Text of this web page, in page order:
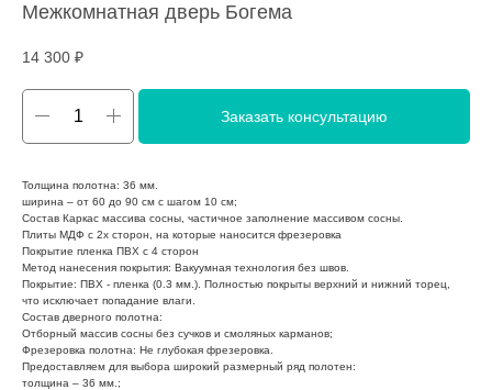
Межкомнатная дверь Богема
14 300 ₽
Заказать консультацию
Толщина полотна: 36 мм.
ширина – от 60 до 90 см с шагом 10 см;
Состав Каркас массива сосны, частичное заполнение массивом сосны.
Плиты МДФ с 2х сторон, на которые наносится фрезеровка
Покрытие пленка ПВХ с 4 сторон
Метод нанесения покрытия: Вакуумная технология без швов.
Покрытие: ПВХ - пленка (0.3 мм.). Полностью покрыты верхний и нижний торец,
что исключает попадание влаги.
Состав дверного полотна:
Отборный массив сосны без сучков и смоляных карманов;
Фрезеровка полотна: Не глубокая фрезеровка.
Предоставляем для выбора широкий размерный ряд полотен:
толщина – 36 мм.;